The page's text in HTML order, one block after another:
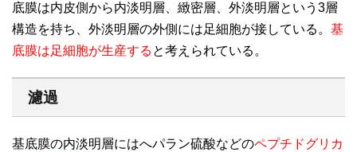
底膜は内皮側から内淡明層、緻密層、外淡明層という3層
構造を持ち、外淡明層の外側には足細胞が接している。 基
底膜は足細胞が生産する と考えられている。
濾過
基底膜の内淡明層にはへパラン硫酸などのペプチドグリカ